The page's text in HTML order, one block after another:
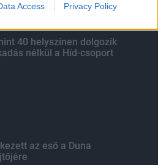
Access Privacy Policy
40 helyszínen dolgozik
nélkül a Híd-csoport
az eső a Duna